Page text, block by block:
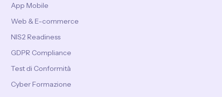
App Mobile
Web & E-commerce
NIS2 Readiness
GDPR Compliance
Test di Conformità
Cyber Formazione